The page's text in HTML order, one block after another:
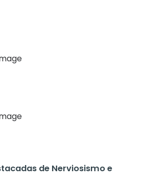
de Nerviosismo e